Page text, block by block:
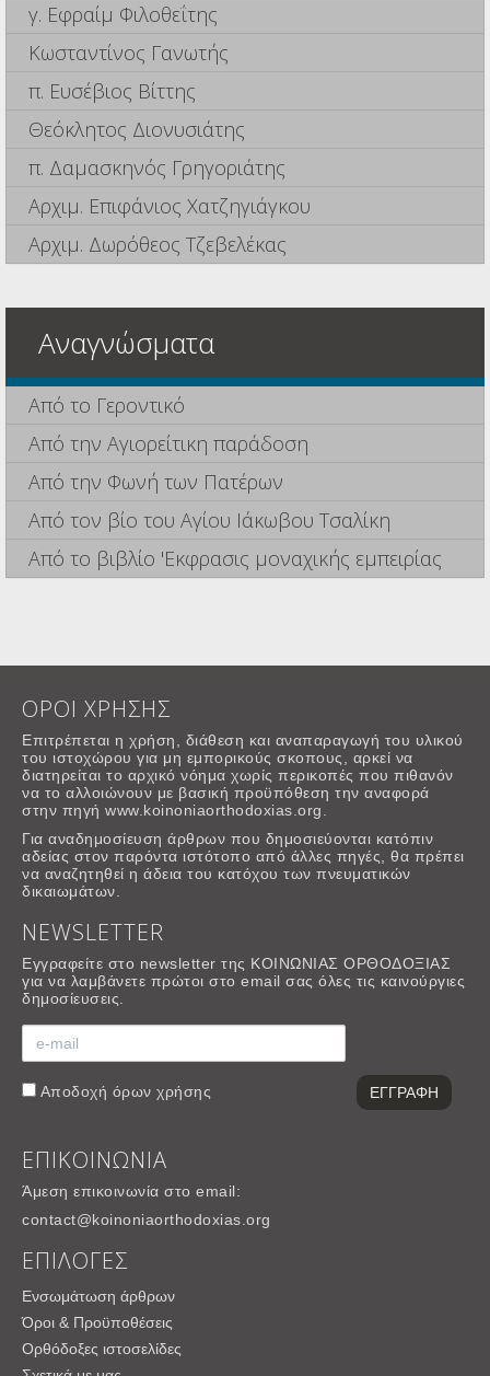
γ. Εφραίμ Φιλοθεΐτης
Κωσταντίνος Γανωτής
π. Ευσέβιος Βίττης
Θεόκλητος Διονυσιάτης
π. Δαμασκηνός Γρηγοριάτης
Αρχιμ. Επιφάνιος Χατζηγιάγκου
Αρχιμ. Δωρόθεος Τζεβελέκας
Αναγνώσματα
Από το Γεροντικό
Από την Αγιορείτικη παράδοση
Από την Φωνή των Πατέρων
Από τον βίο του Αγίου Ιάκωβου Τσαλίκη
Από το βιβλίο 'Εκφρασις μοναχικής εμπειρίας
ΟΡΟΙ ΧΡΗΣΗΣ
Επιτρέπεται η χρήση, διάθεση και αναπαραγωγή του υλικού
του ιστοχώρου για μη εμπορικούς σκοπους, αρκεί να
διατηρείται το αρχικό νόημα χωρίς περικοπές που πιθανόν
να το αλλοιώνουν με βασική προϋπόθεση την αναφορά
στην πηγή www.koinoniaorthodoxias.org.
Για αναδημοσίευση άρθρων που δημοσιεύονται κατόπιν
αδείας στον παρόντα ιστότοπο από άλλες πηγές, θα πρέπει
να αναζητηθεί η άδεια του κατόχου των πνευματικών
δικαιωμάτων.
NEWSLETTER
Εγγραφείτε στο newsletter της ΚΟΙΝΩΝΙΑΣ ΟΡΘΟΔΟΞΙΑΣ
για να λαμβάνετε πρώτοι στο email σας όλες τις καινούργιες
δημοσίευσεις.
Αποδοχή όρων χρήσης
ΕΠΙΚΟΙΝΩΝΙΑ
Άμεση επικοινωνία στο email:
contact@koinoniaorthodoxias.org
ΕΠΙΛΟΓΕΣ
Ενσωμάτωση άρθρων
Όροι & Προϋποθέσεις
Ορθόδοξες ιστοσελίδες